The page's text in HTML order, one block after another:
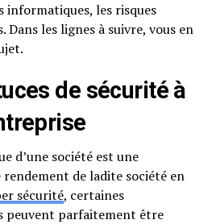
informatiques, les risques
les lignes à suivre, vous en
de sécurité à
d’une société est une
rendement de ladite société en
sécurité, certaines
peuvent parfaitement être